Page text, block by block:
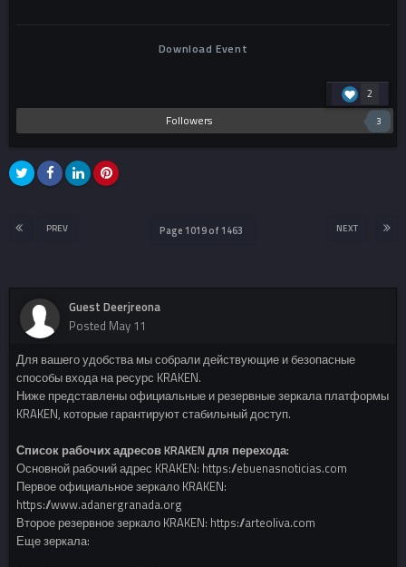
2
Download Event
Followers 3
PREV NEXT
Page 1019 of 1463
Guest Deerjreona
Posted May 11
Для вашего удобства мы собрали действующие и безопасные
способы входа на ресурс KRAKEN.
Ниже представлены официальные и резервные зеркала платформы
KRAKEN, которые гарантируют стабильный доступ.
Список рабочих адресов KRAKEN для перехода:
Основной рабочий адрес KRAKEN: https://ebuenasnoticias.com
Первое официальное зеркало KRAKEN:
https://www.adanergranada.org
Второе резервное зеркало KRAKEN: https://arteoliva.com
Еще зеркала: